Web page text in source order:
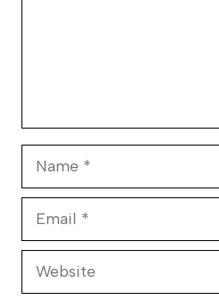
Website